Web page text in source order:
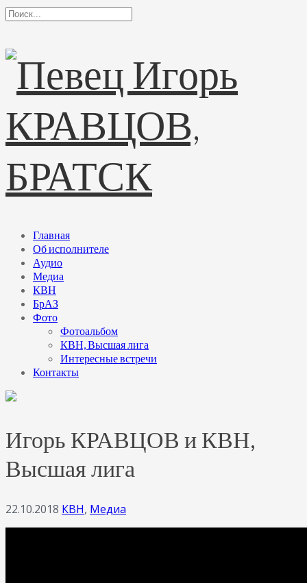
Главная
Об исполнителе
Аудио
Медиа
КВН
БрАЗ
Фото
Фотоальбом
КВН, Высшая лига
Интересные встречи
Контакты
Игорь КРАВЦОВ и КВН,
Высшая лига
22.10.2018 КВН, Медиа